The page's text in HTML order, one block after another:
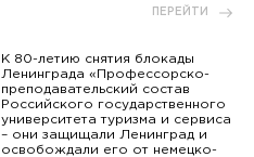
ПЕРЕЙТИ
К 80-летию снятия блокады
Ленинграда «Профессорско-
преподавательский состав
Российского государственного
университета туризма и сервиса
– они защищали Ленинград и
освобождали его от немецко-